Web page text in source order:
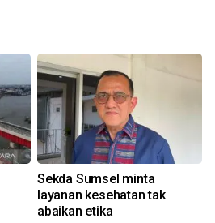
Sekda Sumsel minta
layanan kesehatan tak
abaikan etika